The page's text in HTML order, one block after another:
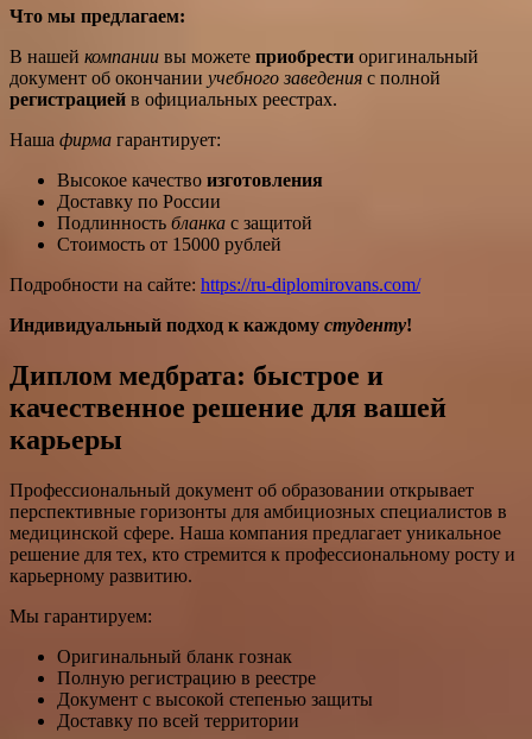
Что мы предлагаем:
В нашей компании вы можете приобрести оригинальный
документ об окончании учебного заведения с полной
регистрацией в официальных реестрах.
Наша фирма гарантирует:
Высокое качество изготовления
Доставку по России
Подлинность бланка с защитой
Стоимость от 15000 рублей
Подробности на сайте: https://ru-diplomirovans.com/
Индивидуальный подход к каждому студенту!
Диплом медбрата: быстрое и
качественное решение для вашей
карьеры
Профессиональный документ об образовании открывает
перспективные горизонты для амбициозных специалистов в
медицинской сфере. Наша компания предлагает уникальное
решение для тех, кто стремится к профессиональному росту и
карьерному развитию.
Мы гарантируем:
Оригинальный бланк гознак
Полную регистрацию в реестре
Документ с высокой степенью защиты
Доставку по всей территории